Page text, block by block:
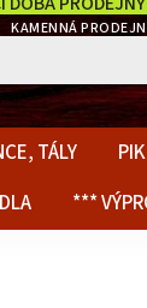
KAMENNÁ
TÁLY
***